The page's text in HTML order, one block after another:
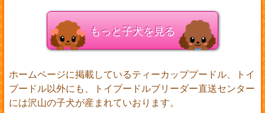
もっと子犬を見る
ホームページに掲載しているティーカッププードル、トイ
プードル以外にも、トイプードルブリーダー直送センター
には沢山の子犬が産まれていおります。